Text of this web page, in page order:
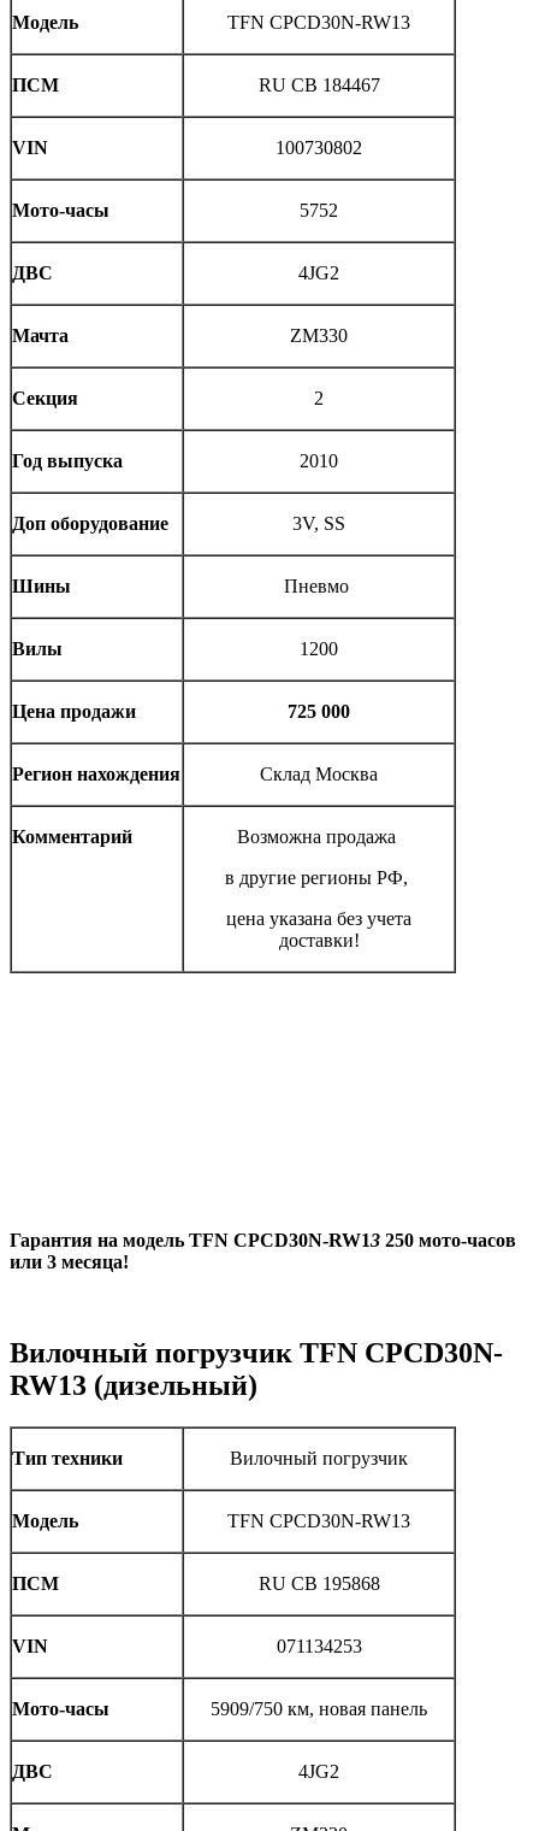
Модель TFN CPCD30N-RW13
ПСМ RU CB 184467
VIN 100730802
Мото-часы 5752
ДВС 4JG2
Мачта ZM330
Секция 2
Год выпуска 2010
Доп оборудование 3V, SS
Шины Пневмо
Вилы 1200
Цена продажи 725 000
Регион нахождения Склад Москва
Комментарий
Возможна продажа
в другие регионы РФ,
цена указана без учета
доставки!
Гарантия на модель TFN CPCD30N-RW13 250 мото-часов
или 3 месяца!
Вилочный погрузчик TFN CPCD30N-
RW13 (дизельный)
Тип техники Вилочный погрузчик
Модель TFN CPCD30N-RW13
ПСМ RU CB 195868
VIN 071134253
Мото-часы 5909/750 км, новая панель
ДВС 4JG2